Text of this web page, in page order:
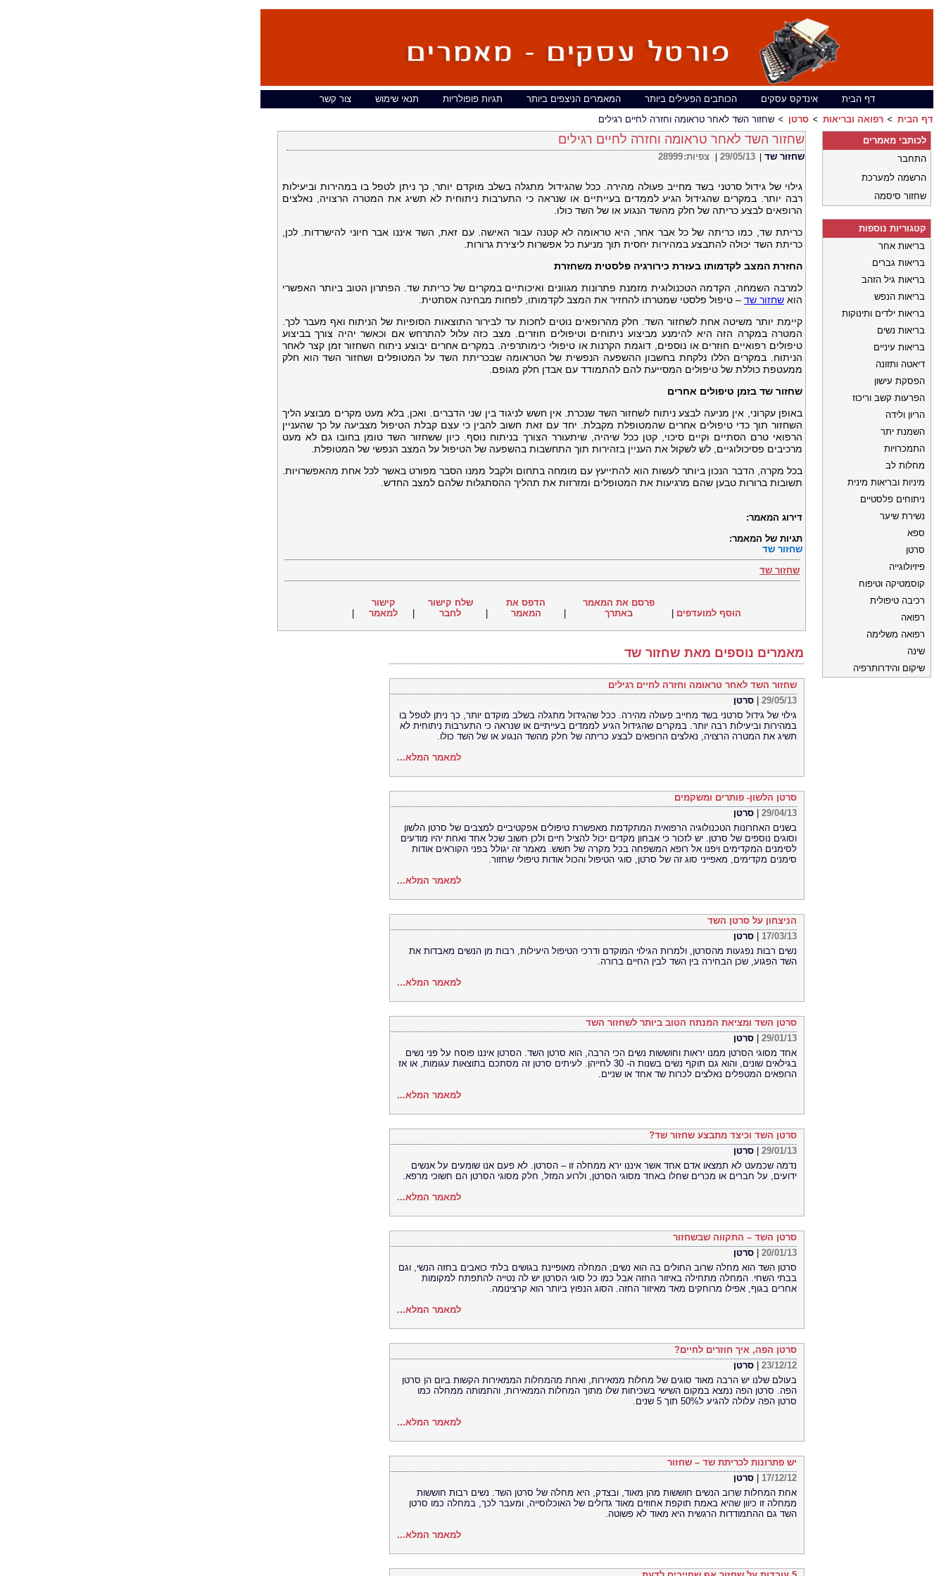
דף הבית אינדקס עסקים הכותבים הפעילים ביותר המאמרים הניצפים ביותר תגיות פופולריות תנאי שימוש
צור קשר
דף הבית
רפואה ובריאות סרטן שחזור השד לאחר טראומה וחזרה לחיים רגילים
שחזור השד לאחר טראומה וחזרה לחיים רגילים
שחזור שד 29/05/13 צפיות:28999
גילוי של גידול סרטני בשד מחייב פעולה מהירה. ככל שהגידול מתגלה בשלב מוקדם יותר, כך ניתן לטפל בו במהירות וביעילות
רבה יותר. במקרים שהגידול הגיע לממדים בעייתיים או שנראה כי התערבות ניתוחית לא תשיג את המטרה הרצויה, נאלצים
הרופאים לבצע כריתה של חלק מהשד הנגוע או של השד כולו.
כריתת שד, כמו כריתה של כל אבר אחר, היא טראומה לא קטנה עבור האישה. עם זאת, השד איננו אבר חיוני להישרדות. לכן,
כריתת השד יכולה להתבצע במהירות יחסית תוך מניעת כל אפשרות ליצירת גרורות.
החזרת המצב לקדמותו בעזרת כירורגיה פלסטית משחזרת
למרבה השמחה, הקדמה הטכנולוגית מזמנת פתרונות מגוונים ואיכותיים במקרים של כריתת שד. הפתרון הטוב ביותר האפשרי
הוא שחזור שד – טיפול פלסטי שמטרתו להחזיר את המצב לקדמותו, לפחות מבחינה אסתטית.
קיימת יותר משיטה אחת לשחזור השד. חלק מהרופאים נוטים לחכות עד לבירור התוצאות הסופיות של הניתוח ואף מעבר לכך.
המטרה במקרה הזה היא להימנע מביצוע ניתוחים וטיפולים חוזרים. מצב כזה עלול להתרחש אם וכאשר יהיה צורך בביצוע
טיפולים רפואיים חוזרים או נוספים, דוגמת הקרנות או טיפולי כימותרפיה. במקרים אחרים יבוצע ניתוח השחזור זמן קצר לאחר
הניתוח. במקרים הללו נלקחת בחשבון ההשפעה הנפשית של הטראומה שבכריתת השד על המטופלים ושחזור השד הוא חלק
ממעטפת כוללת של טיפולים המסייעת להם להתמודד עם אבדן חלק מגופם.
שחזור שד בזמן טיפולים אחרים
באופן עקרוני, אין מניעה לבצע ניתוח לשחזור השד שנכרת. אין חשש לניגוד בין שני הדברים. ואכן, בלא מעט מקרים מבוצע הליך
השחזור תוך כדי טיפולים אחרים שהמטופלת מקבלת. יחד עם זאת חשוב להבין כי עצם קבלת הטיפול מצביעה על כך שהעניין
הרפואי טרם הסתיים וקיים סיכוי, קטן ככל שיהיה, שיתעורר הצורך בניתוח נוסף. כיון ששחזור השד טומן בחובו גם לא מעט
מרכיבים פסיכולוגיים, לש לשקול את העניין בזהירות תוך התחשבות בהשפעה של הטיפול על המצב הנפשי של המטופלת.
בכל מקרה, הדבר הנכון ביותר לעשות הוא להתייעץ עם מומחה בתחום ולקבל ממנו הסבר מפורט באשר לכל אחת מהאפשרויות.
תשובות ברורות טבען שהם מרגיעות את המטופלים ומזרזות את תהליך ההסתגלות שלהם למצב החדש.
דירוג המאמר:
תגיות של המאמר:
שחזור שד
שחזור שד
הוסף למועדפים |
פרסם את המאמר
באתרך
|
הדפס את
המאמר
|
שלח קישור
לחבר
|
קישור
למאמר
|
מאמרים נוספים מאת שחזור שד
שחזור השד לאחר טראומה וחזרה לחיים רגילים
29/05/13
סרטן
גילוי של גידול סרטני בשד מחייב פעולה מהירה. ככל שהגידול מתגלה בשלב מוקדם יותר, כך ניתן לטפל בו
במהירות וביעילות רבה יותר. במקרים שהגידול הגיע לממדים בעייתיים או שנראה כי התערבות ניתוחית לא
תשיג את המטרה הרצויה, נאלצים הרופאים לבצע כריתה של חלק מהשד הנגוע או של השד כולו.
למאמר המלא...
סרטן הלשון- פותרים ומשקמים
29/04/13
סרטן
בשנים האחרונות הטכנולוגיה הרפואית המתקדמת מאפשרת טיפולים אפקטיביים למצבים של סרטן הלשון
וסוגים נוספים של סרטן. יש לזכור כי אבחון מקדים יכול להציל חיים ולכן חשוב שכל אחד ואחת יהיו מודעים
לסימנים המקדימים ויפנו אל רופא המשפחה בכל מקרה של חשש. מאמר זה יגולל בפני הקוראים אודות
סימנים מקדימים, מאפייני סוג זה של סרטן, סוגי הטיפול והכול אודות טיפולי שחזור.
למאמר המלא...
הניצחון על סרטן השד
17/03/13
סרטן
נשים רבות נפגעות מהסרטן, ולמרות הגילוי המוקדם ודרכי הטיפול היעילות, רבות מן הנשים מאבדות את
השד הפגוע, שכן הבחירה בין השד לבין החיים ברורה.
למאמר המלא...
סרטן השד ומציאת המנתח הטוב ביותר לשחזור השד
29/01/13
סרטן
אחד מסוגי הסרטן ממנו יראות וחוששות נשים הכי הרבה, הוא סרטן השד. הסרטן איננו פוסח על פני נשים
בגילאים שונים, והוא גם תוקף נשים בשנות ה- 30 לחייהן. לעיתים סרטן זה מסתכם בתוצאות עגומות, או אז
הרופאים המטפלים נאלצים לכרות שד אחד או שניים.
למאמר המלא...
סרטן השד וכיצד מתבצע שחזור שד?
29/01/13
סרטן
נדמה שכמעט לא תמצאו אדם אחד אשר איננו ירא ממחלה זו – הסרטן. לא פעם אנו שומעים על אנשים
ידועים, על חברים או מכרים שחלו באחד מסוגי הסרטן, ולרוע המזל, חלק מסוגי הסרטן הם חשוכי מרפא.
למאמר המלא...
סרטן השד – התקווה שבשחזור
20/01/13
סרטן
סרטן השד הוא מחלה שרוב החולים בה הוא נשים; המחלה מאופיינת בגושים בלתי כואבים בחזה הנשי, וגם
בבתי השחי. המחלה מתחילה באיזור החזה אבל כמו כל סוגי הסרטן יש לה נטייה להתפתח למקומות
אחרים בגוף, אפילו מרוחקים מאד מאיזור החזה. הסוג הנפוץ ביותר הוא קרצינומה.
למאמר המלא...
סרטן הפה, איך חוזרים לחיים?
23/12/12
סרטן
בעולם שלנו יש הרבה מאוד סוגים של מחלות ממאירות, ואחת מהמחלות הממאירות הקשות ביום הן סרטן
הפה. סרטן הפה נמצא במקום השישי בשכיחות שלו מתוך המחלות הממאירות, והתמותה ממחלה כמו
סרטן הפה עלולה להגיע ל50% תוך 5 שנים.
למאמר המלא...
יש פתרונות לכריתת שד – שחזור
17/12/12
סרטן
אחת המחלות שרוב הנשים חוששות מהן מאוד, ובצדק, היא מחלה של סרטן השד. נשים רבות חוששות
ממחלה זו כיוון שהיא באמת תוקפת אחוזים מאוד גדולים של האוכלוסייה, ומעבר לכך, במחלה כמו סרטן
השד גם ההתמודדות הרגשית היא מאוד לא פשוטה.
למאמר המלא...
לכותבי מאמרים
התחבר
הרשמה למערכת
שחזור סיסמה
קטגוריות נוספות
בריאות אחר
בריאות גברים
בריאות גיל הזהב
בריאות הנפש
בריאות ילדים ותינוקות
בריאות נשים
בריאות עיניים
דיאטה ותזונה
הפסקת עישון
הפרעות קשב וריכוז
הריון ולידה
השמנת יתר
התמכרויות
מחלות לב
מיניות ובריאות מינית
ניתוחים פלסטיים
נשירת שיער
ספא
סרטן
פיזיולוגייה
קוסמטיקה וטיפוח
רכיבה טיפולית
רפואה
רפואה משלימה
שינה
שיקום והידרותרפיה